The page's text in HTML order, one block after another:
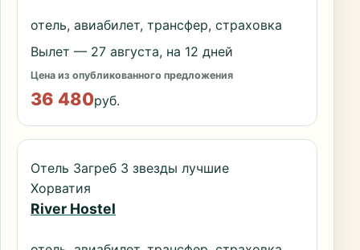
отель, авиабилет, трансфер, страховка
Вылет — 27 августа, на 12 дней
Цена из опубликованного предложения
36 480руб.
Отель Загреб 3 звезды лучшие
Хорватия
River Hostel